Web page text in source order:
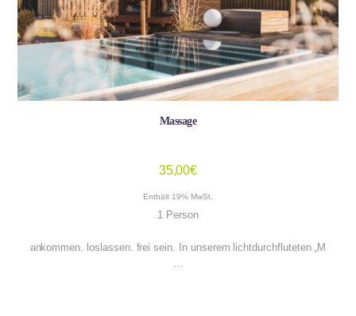
Massage
35,00€
Enthält 19% MwSt.
1 Person
ankommen. loslassen. frei sein. In unserem lichtdurchfluteten „M